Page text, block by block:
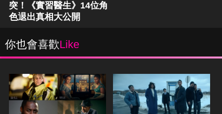
突！《實習醫生》14位角
色退出真相大公開
你也會喜歡Like